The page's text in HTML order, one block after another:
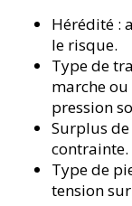
Hérédité :
le risque.
Type de
marche
pression
Surplus de
contrainte.
Type de
tension